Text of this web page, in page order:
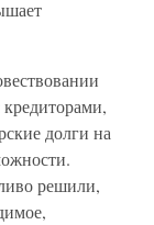
долги на
решили,